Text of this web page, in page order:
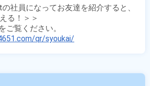
の社員になってお友達を紹介すると、
る！＞＞
qr/syoukai/